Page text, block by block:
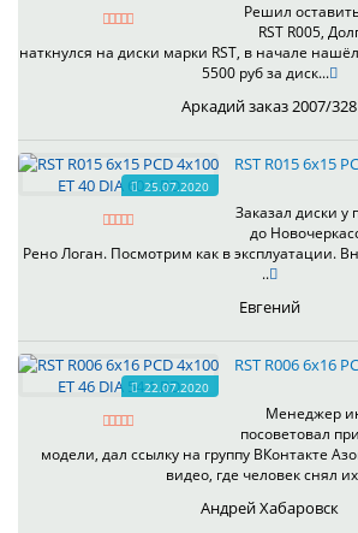
Решил
RST R005,
наткнулся на диски марки RST, в начале
5500 руб за диск...
Аркадий заказ 2007/328
25.07.2020
RST R015 6x15
Заказал диски
до
Рено Логан. Посмотрим как в эксплуатации.
..
Евгений
22.07.2020
RST R006 6x16
Менеджер
посоветовал
модели, дал ссылку на группу ВКонтакте
видео, где человек снял
Андрей Хабаровск